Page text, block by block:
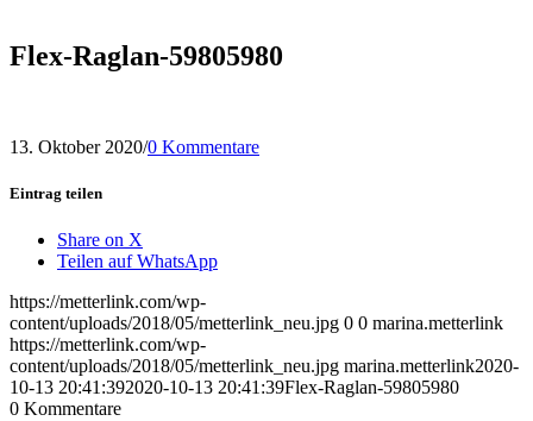
Flex-Raglan-59805980
13. Oktober 2020/0 Kommentare
Eintrag teilen
Share on X
Teilen auf WhatsApp
https://metterlink.com/wp-
content/uploads/2018/05/metterlink_neu.jpg 0 0 marina.metterlink
https://metterlink.com/wp-
content/uploads/2018/05/metterlink_neu.jpg marina.metterlink2020-
10-13 20:41:392020-10-13 20:41:39Flex-Raglan-59805980
0 Kommentare